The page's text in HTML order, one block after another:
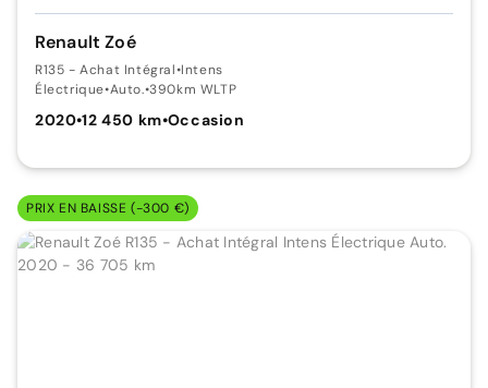
Renault Zoé
R135 - Achat Intégral•Intens
Électrique•Auto.•390km WLTP
2020•12 450 km•Occasion
PRIX EN BAISSE (-300 €)